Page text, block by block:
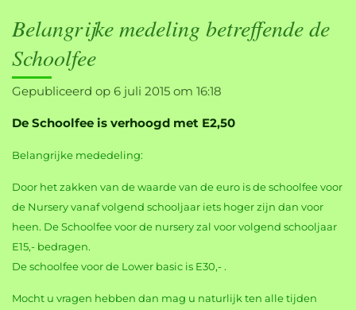
Belangrijke medeling betreffende de
Schoolfee
Gepubliceerd op 6 juli 2015 om 16:18
De Schoolfee is verhoogd met E2,50
Belangrijke mededeling:
Door het zakken van de waarde van de euro is de schoolfee voor
de Nursery vanaf volgend schooljaar iets hoger zijn dan voor
heen. De Schoolfee voor de nursery zal voor volgend schooljaar
E15,- bedragen.
De schoolfee voor de Lower basic is E30,- .
Mocht u vragen hebben dan mag u naturlijk ten alle tijden